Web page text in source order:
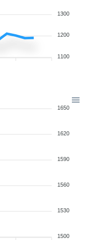
1300
1200
1100
1650
1620
1590
1560
1530
1500